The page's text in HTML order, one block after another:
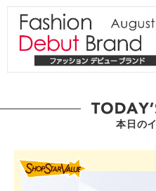
本日の